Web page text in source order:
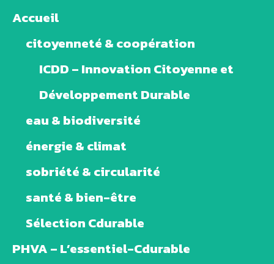
Accueil
citoyenneté & coopération
ICDD – Innovation Citoyenne et
Développement Durable
eau & biodiversité
énergie & climat
sobriété & circularité
santé & bien-être
Sélection Cdurable
PHVA – L’essentiel-Cdurable